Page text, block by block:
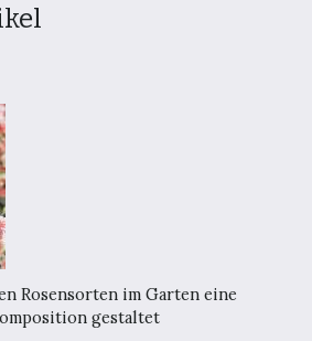
Rosensorten im Garten eine
gestaltet